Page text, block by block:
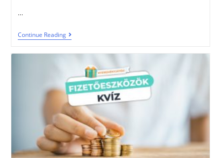
…
Continue Reading